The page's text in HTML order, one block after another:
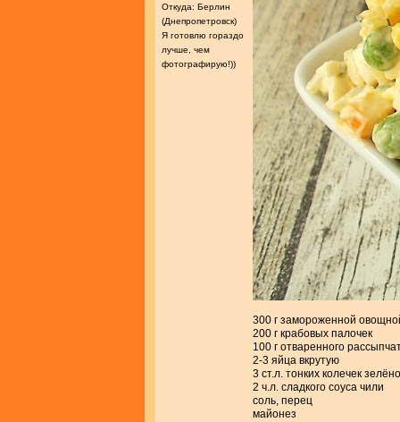
Откуда: Берлин
(Днепропетровск)
Я готовлю гораздо
лучше, чем
фотографирую!))
300 г замороженной
200 г крабовых палочек
100 г отваренного
2-3 яйца вкрутую
3 ст.л. тонких колечек
2 ч.л. сладкого соуса чили
соль, перец
майонез